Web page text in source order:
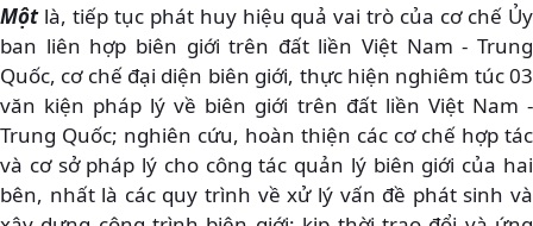
Mộtlà, tiếp tục phát huy hiệu quả vai trò của cơ chế Ủy
ban liên hợp biên giới trên đất liền Việt Nam - Trung
Quốc, cơ chế đại diện biên giới, thực hiện nghiêm túc 03
văn kiện pháp lý về biên giới trên đất liền Việt Nam -
Trung Quốc; nghiên cứu, hoàn thiện các cơ chế hợp tác
và cơ sở pháp lý cho công tác quản lý biên giới của hai
bên, nhất là các quy trình về xử lý vấn đề phát sinh và